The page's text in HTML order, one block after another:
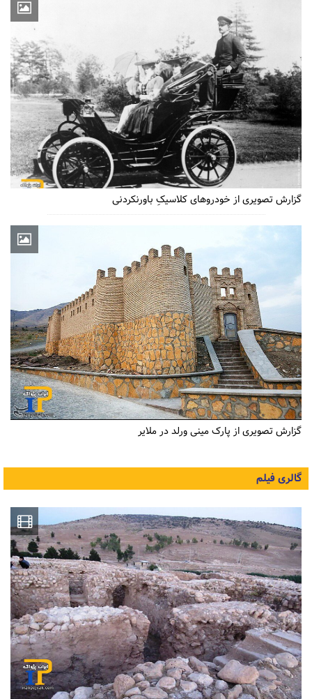
گزارش تصویری از خودروهای کلاسیکِ باورنکردنی
گزارش تصویری از پارک مینی ورلد در ملایر
گالری فیلم